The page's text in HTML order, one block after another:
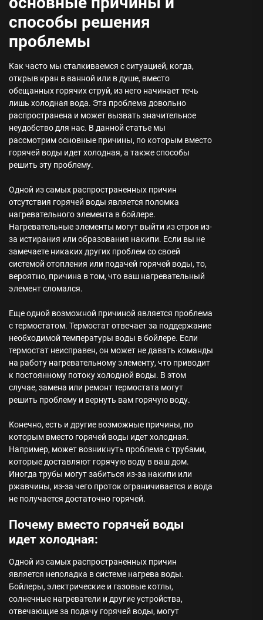
способы решения
проблемы
Как часто мы сталкиваемся с ситуацией, когда,
открыв кран в ванной или в душе, вместо
обещанных горячих струй, из него начинает течь
лишь холодная вода. Эта проблема довольно
распространена и может вызвать значительное
неудобство для нас. В данной статье мы
рассмотрим основные причины, по которым вместо
горячей воды идет холодная, а также способы
решить эту проблему.
Одной из самых распространенных причин
отсутствия горячей воды является поломка
нагревательного элемента в бойлере.
Нагревательные элементы могут выйти из строя из-
за истирания или образования накипи. Если вы не
замечаете никаких других проблем со своей
системой отопления или подачей горячей воды, то,
вероятно, причина в том, что ваш нагревательный
элемент сломался.
Еще одной возможной причиной является проблема
с термостатом. Термостат отвечает за поддержание
необходимой температуры воды в бойлере. Если
термостат неисправен, он может не давать команды
на работу нагревательному элементу, что приводит
к постоянному потоку холодной воды. В этом
случае, замена или ремонт термостата могут
решить проблему и вернуть вам горячую воду.
Конечно, есть и другие возможные причины, по
которым вместо горячей воды идет холодная.
Например, может возникнуть проблема с трубами,
которые доставляют горячую воду в ваш дом.
Иногда трубы могут забиться из-за накипи или
ржавчины, из-за чего проток ограничивается и вода
не получается достаточно горячей.
Почему вместо горячей воды
идет холодная:
Одной из самых распространенных причин
является неполадка в системе нагрева воды.
Бойлеры, электрические и газовые котлы,
солнечные нагреватели и другие устройства,
отвечающие за подачу горячей воды, могут